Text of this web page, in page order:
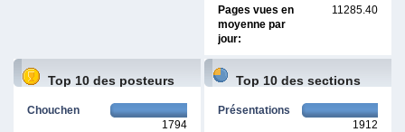
Pages vues en
moyenne par
jour:
11285.40
Top 10 des posteurs
Chouchen
1794
Top 10 des sections
Présentations
1912